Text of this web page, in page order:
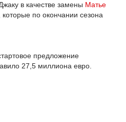
в качестве замены Матье
по окончании сезона
предложение
27,5 миллиона евро.